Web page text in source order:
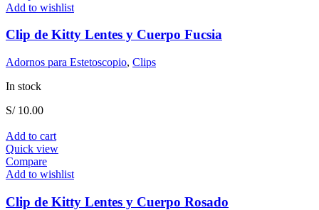
Add to wishlist
Clip de Kitty Lentes y Cuerpo Fucsia
Adornos para Estetoscopio, Clips
In stock
S/10.00
Add to cart
Quick view
Compare
Add to wishlist
Clip de Kitty Lentes y Cuerpo Rosado